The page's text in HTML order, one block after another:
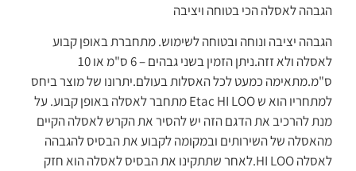
הגבהה לאסלה הכי בטוחה ויציבה
הגבהה יציבה ונוחה ובטוחה לשימוש. מתחברת באופן קבוע
לאסלה ולא זזה.ניתן הזמין בשני גבהים – 6 ס"מ או 10
ס"מ.מתאימה כמעט לכל האסלות בעולם.יתרונו של מוצר ביחס
למתחריו הוא ש Etac HI LOO מתחבר לאסלה באופן קבוע. על
מנת להרכיב את הדגם הזה יש להסיר את הקרש לאסלה הקיים
מהאסלה של השירותים ובמקומה לקבוע את הבסיס להגבהה
לאסלה HI LOO.לאחר שתתקינו את הבסיס לאסלה הוא חזק